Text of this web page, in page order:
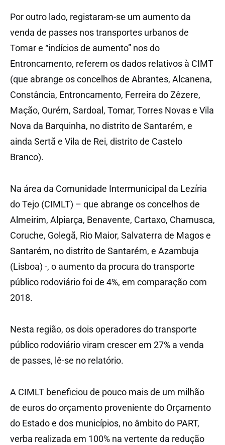
Por outro lado, registaram-se um aumento da
venda de passes nos transportes urbanos de
Tomar e “indícios de aumento” nos do
Entroncamento, referem os dados relativos à CIMT
(que abrange os concelhos de Abrantes, Alcanena,
Constância, Entroncamento, Ferreira do Zêzere,
Mação, Ourém, Sardoal, Tomar, Torres Novas e Vila
Nova da Barquinha, no distrito de Santarém, e
ainda Sertã e Vila de Rei, distrito de Castelo
Branco).
Na área da Comunidade Intermunicipal da Lezíria
do Tejo (CIMLT) – que abrange os concelhos de
Almeirim, Alpiarça, Benavente, Cartaxo, Chamusca,
Coruche, Golegã, Rio Maior, Salvaterra de Magos e
Santarém, no distrito de Santarém, e Azambuja
(Lisboa) -, o aumento da procura do transporte
público rodoviário foi de 4%, em comparação com
2018.
Nesta região, os dois operadores do transporte
público rodoviário viram crescer em 27% a venda
de passes, lê-se no relatório.
A CIMLT beneficiou de pouco mais de um milhão
de euros do orçamento proveniente do Orçamento
do Estado e dos municípios, no âmbito do PART,
verba realizada em 100% na vertente da redução